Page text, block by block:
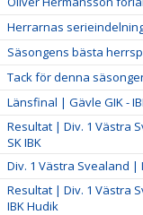
Herrarnas
Säsongens bästa
Tack för denna
Länsfinal | Gävle GIK -
Resultat | Div. 1 Västra
SK IBK
Div. 1 Västra Svealand |
Resultat | Div. 1 Västra
IBK Hudik